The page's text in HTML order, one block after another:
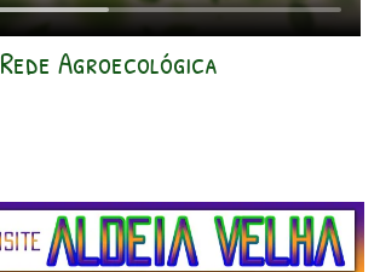
Rede Agroecológica